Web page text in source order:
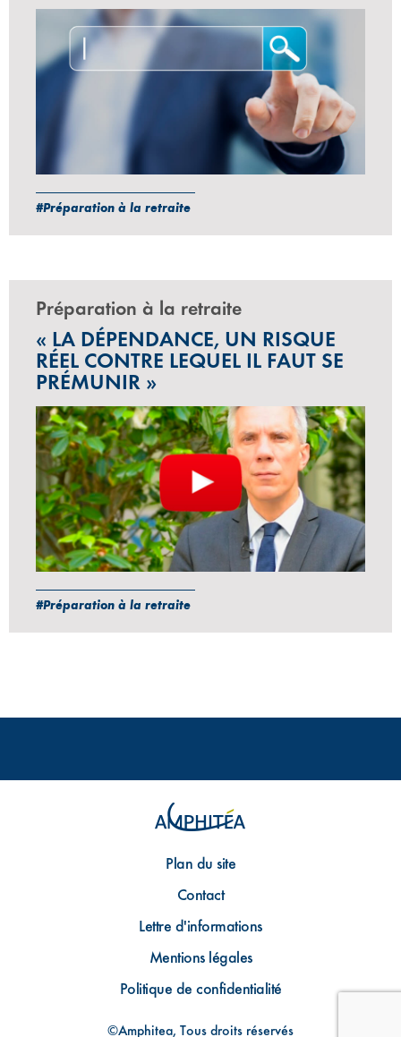
#Préparation à la retraite
Préparation à la retraite
« LA DÉPENDANCE, UN RISQUE
RÉEL CONTRE LEQUEL IL FAUT SE
PRÉMUNIR »
#Préparation à la retraite
Plan du site
Contact
Lettre d'informations
Mentions légales
Politique de confidentialité
©Amphitea, Tous droits réservés